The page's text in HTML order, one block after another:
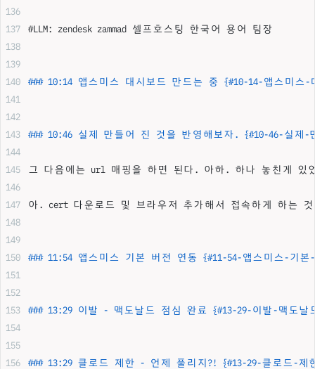
#LLM: zendesk zammad 셀프호스팅 한국어 용어 팀장
### 10:14 앱스미스 대시보드 만드는 중 {#10-14-앱스미스
### 10:46 실제 만들어 진 것을 반영해보자. {#10-46-실제
그 다음에는 url 매핑을 하면 된다. 아하. 하나 놓친게 있
아. cert 다운로드 및 브라우저 추가해서 접속하게 하는
### 11:54 앱스미스 기본 버전 연동 {#11-54-앱스미스-기
### 13:29 이발 - 맥도날드 점심 완료 {#13-29-이발-맥도날
### 13:29 클로드 제한 - 언제 풀리지?! {#13-29-클로드-제